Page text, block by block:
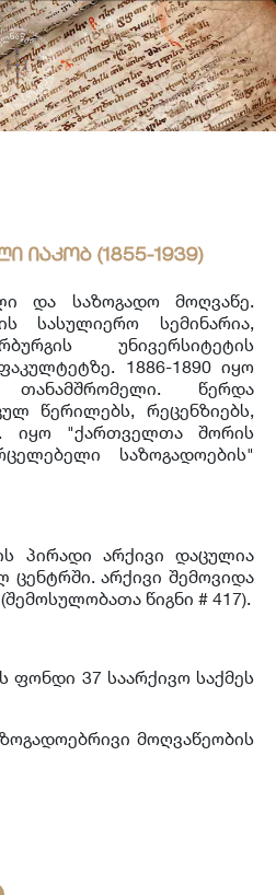
იაკობ (1855-1939)
და საზოგადო მოღვაწე.
სასულიერო სემინარია,
უნივერსიტეტის
1886-1890 იყო
წერდა
წერილებს, რეცენზიებს,
იყო "ქართველთა შორის
საზოგადოების"
პირადი არქივი დაცულია
არქივი შემოვიდა
წიგნი # 417).
ფონდი 37 საარქივო საქმეს
მოღვაწეობის